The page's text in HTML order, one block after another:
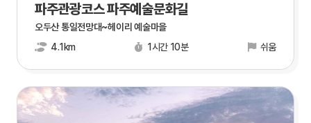
파주관광코스 파주예술문화길
오두산 통일전망대~헤이리 예술마을
4.1km
1시간 10분 쉬움